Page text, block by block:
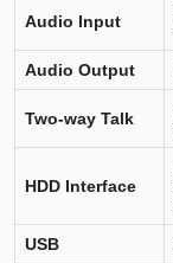
Audio Input
Audio Output
Two-way Talk
HDD Interface
USB